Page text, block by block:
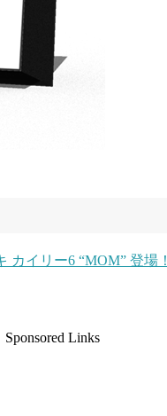
カイリー6 “MOM” 登場！
Sponsored Links